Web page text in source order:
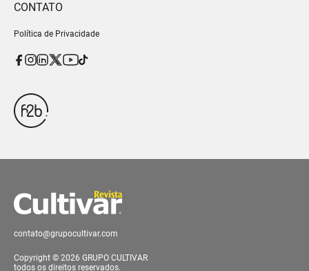
CONTATO
Política de Privacidade
contato@grupocultivar.com
Copyright © 2026 GRUPO CULTIVAR
todos os direitos reservados.